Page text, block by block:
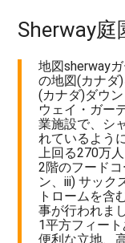
Sherway庭
地図sherway
の地図(カナダ
(カナダ)ダウ
ウェイ・ガー
業施設で、シ
れているよう
上回る270万
2階のフード
ン、iii) サック
トロームを含
事が行われま
1平方フィー
便利な立地、